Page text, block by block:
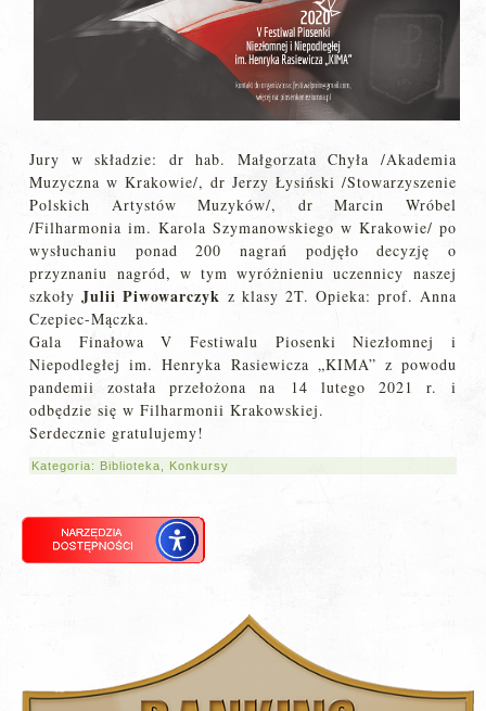
Jury w składzie: dr hab. Małgorzata Chyła /Akademia
Muzyczna w Krakowie/, dr Jerzy Łysiński /Stowarzyszenie
Polskich Artystów Muzyków/, dr Marcin Wróbel
/Filharmonia im. Karola Szymanowskiego w Krakowie/ po
wysłuchaniu ponad 200 nagrań podjęło decyzję o
przyznaniu nagród, w tym wyróżnieniu uczennicy naszej
szkołyJulii Piwowarczyk z klasy 2T. Opieka: prof. Anna
Czepiec-Mączka.
Gala Finałowa V Festiwalu Piosenki Niezłomnej i
Niepodległej im. Henryka Rasiewicza „KIMA” z powodu
pandemii została przełożona na 14 lutego 2021 r. i
odbędzie się w Filharmonii Krakowskiej.
Serdecznie gratulujemy!
Kategoria: Biblioteka Konkursy